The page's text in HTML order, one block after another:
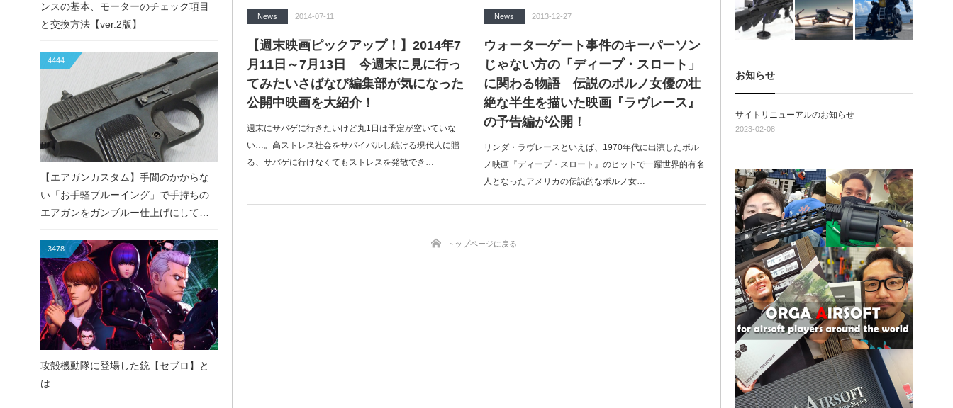
News 2014-07-11
【週末映画ピックアップ！】2014年7
月11日～7月13日 今週末に見に行っ
てみたいさばなび編集部が気になった
公開中映画を大紹介！
週末にサバゲに行きたいけど丸1日は予定が空いていな
い…。高ストレス社会をサバイバルし続ける現代人に贈
る、サバゲに行けなくてもストレスを発散でき…
News 2013-12-27
ウォーターゲート事件のキーパーソン
じゃない方の「ディープ・スロート」
に関わる物語 伝説のポルノ女優の壮
絶な半生を描いた映画『ラヴレース』
の予告編が公開！
リンダ・ラヴレースといえば、1970年代に出演したポル
ノ映画『ディープ・スロート』のヒットで一躍世界的有名
人となったアメリカの伝説的なポルノ女…
トップページに戻る
ンスの基本、モーターのチェック項目
と交換方法【ver.2版】
4444
【エアガンカスタム】手間のかからな
い「お手軽ブルーイング」で手持ちの
エアガンをガンブルー仕上げにしてみ
3478
攻殻機動隊に登場した銃【セブロ】と
は
お知らせ
サイトリニューアルのお知らせ
2023-02-08